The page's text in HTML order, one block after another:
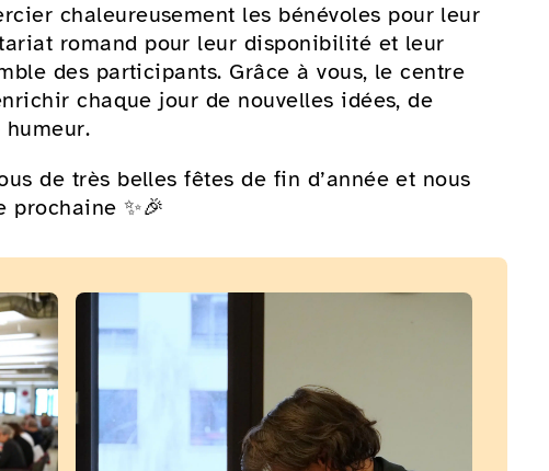
chaleureusement les bénévoles pour leur
romand pour leur disponibilité et leur
des participants. Grâce à vous, le centre
chaque jour de nouvelles idées, de
de très belles fêtes de fin d’année et nous
prochaine ✨🎉